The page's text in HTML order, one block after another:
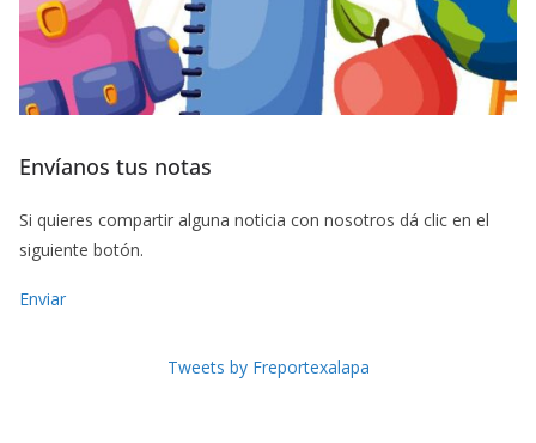
Envíanos tus notas
Si quieres compartir alguna noticia con nosotros dá clic en el
siguiente botón.
Enviar
Tweets by Freportexalapa